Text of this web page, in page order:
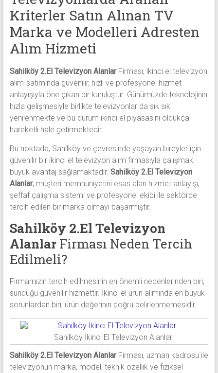
Kriterler Satın Alınan TV
Marka ve Modelleri Adresten
Alım Hizmeti
Sahilköy 2.El Televizyon AlanlarFirması, ikinci el televizyon
alım-satımında güvenilir, hızlı ve profesyonel hizmet
anlayışıyla öne çıkan bir kuruluştur. Günümüzde teknolojinin
hızla gelişmesiyle birlikte televizyonlar da sık sık
yenilenmekte ve bu durum ikinci el piyasasını oldukça
hareketli hale getirmektedir.
Bu noktada, Sahilköy ve çevresinde yaşayan bireyler için
güvenilir bir ikinci el televizyon alım firmasıyla çalışmak
büyük avantaj sağlamaktadır. Sahilköy 2.El Televizyon
Alanlar, müşteri memnuniyetini esas alan hizmet anlayışı,
şeffaf çalışma sistemi ve profesyonel ekibi ile sektörde
tercih edilen bir marka olmayı başarmıştır.
Sahilköy 2.El Televizyon
AlanlarFirması Neden Tercih
Edilmeli?
Firmamızın tercih edilmesinin en önemli nedenlerinden biri,
sunduğu güvenilir hizmettir. İkinci el ürün alımında en büyük
sorunlardan biri, ürün değerinin doğru belirlenmemesidir.
Sahilköy İkinci El Televizyon Alanlar
Sahilköy 2.El Televizyon AlanlarFirması, uzman kadrosu ile
televizyonun marka, model, teknik özellik ve fiziksel